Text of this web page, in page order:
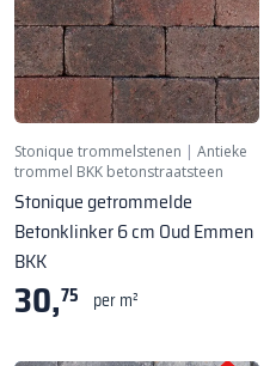
Stonique trommelstenen | Antieke
trommel BKK betonstraatsteen
Stonique getrommelde
Betonklinker 6 cm Oud Emmen
BKK
30,75 per m²